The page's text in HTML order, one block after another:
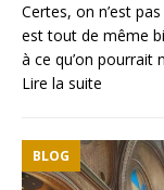
Certes, on n’est
est tout de même
à ce qu’on pourrait
Lire la suite
BLOG